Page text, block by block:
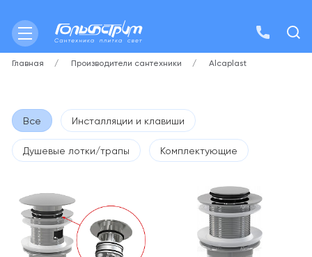
Главная Производители сантехники Alcaplast
Все Инсталляции и клавиши
Душевые лотки/трапы Комплектующие